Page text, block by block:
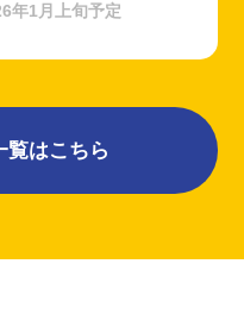
年1月上旬予定
覧はこちら